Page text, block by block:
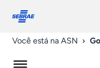
conosco
Você está na ASN